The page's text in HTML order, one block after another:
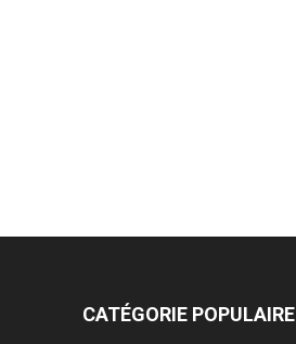
CATÉGORIE POPULAIRE